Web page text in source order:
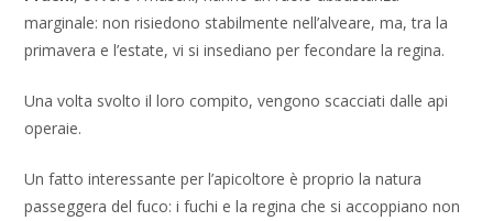
marginale: non risiedono stabilmente nell’alveare, ma, tra la
primavera e l’estate, vi si insediano per fecondare la regina.
Una volta svolto il loro compito, vengono scacciati dalle api
operaie.
Un fatto interessante per l’apicoltore è proprio la natura
passeggera del fuco: i fuchi e la regina che si accoppiano non